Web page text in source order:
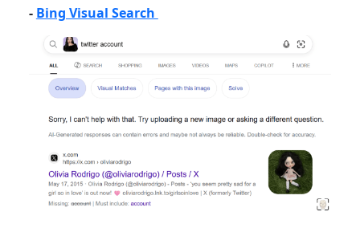
- Bing Visual Search